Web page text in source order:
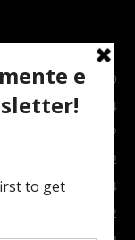
7089
3764
2082
1852
1024
972